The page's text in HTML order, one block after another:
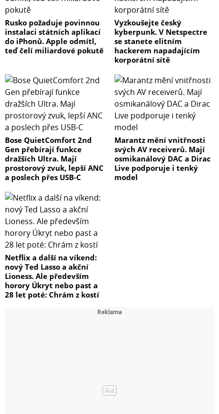
Rusko požaduje povinnou
instalaci státních aplikací
do iPhonů. Apple odmítl,
teď čelí miliardové pokutě
Vyzkoušejte český
kyberpunk. V Netspectre
se stanete elitním
hackerem napadajícím
korporátní sítě
Bose QuietComfort 2nd
Gen přebírají funkce
dražších Ultra. Mají
prostorový zvuk, lepší ANC
a poslech přes USB-C
Marantz mění vnitřnosti
svých AV receiverů. Mají
osmikanálový DAC a Dirac
Live podporuje i tenký
model
Netflix a další na víkend:
nový Ted Lasso a akční
Lioness. Ale především
horory Úkryt nebo past a
28 let poté: Chrám z kostí